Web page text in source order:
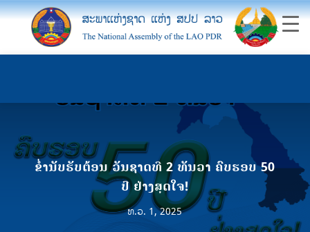
ຂໍ່ານັບຮັບຕ້ອນ ວັນຊາດທີ 2 ທັນວາ ຄົບຮອບ 50
ປີ ຢ່າງສຸດໃຈ!
ທ.ວ. 1, 2025